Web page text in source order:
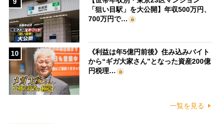
「狙い目駅」を大公開】年収500万円、
700万円で…
10
《利益は年5億円前後》住み込みバイト
から“ギガ大家さん”となった資産200億
円税理…
一覧を見る